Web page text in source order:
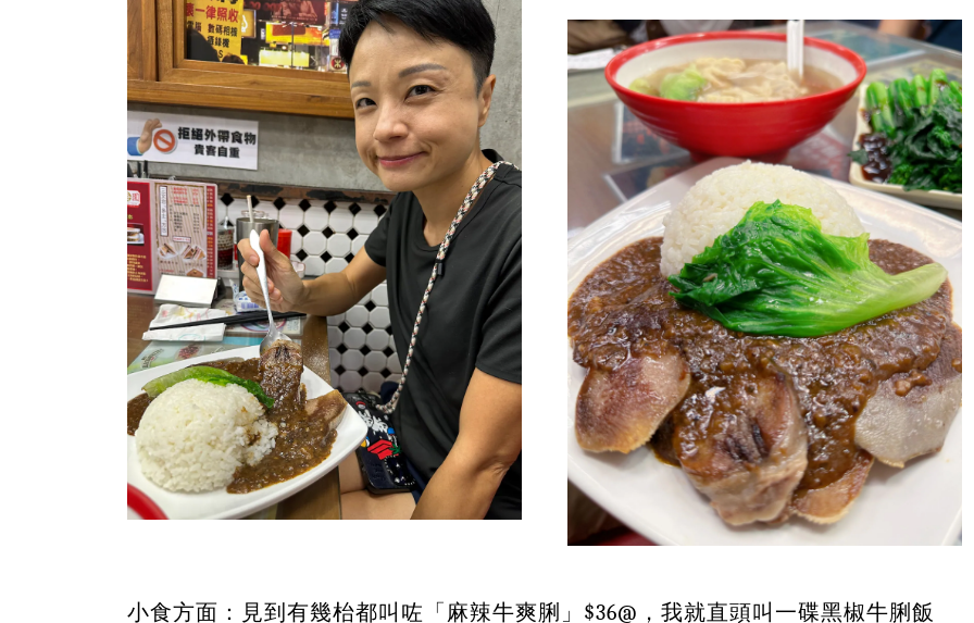
小食方面：見到有幾枱都叫咗「麻辣牛爽脷」$36@，我就直頭叫一碟黑椒牛脷飯